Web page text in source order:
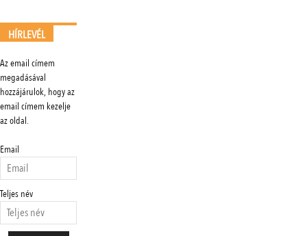
HÍRLEVÉL
Az email címem
megadásával
hozzájárulok, hogy az
email címem kezelje
az oldal.
Email
Teljes név